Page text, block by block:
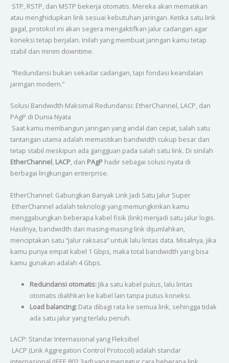
STP, RSTP, dan MSTP bekerja otomatis. Mereka akan mematikan
atau menghidupkan link sesuai kebutuhan jaringan. Ketika satu link
gagal, protokol ini akan segera mengaktifkan jalur cadangan agar
koneksi tetap berjalan. Inilah yang membuat jaringan kamu tetap
stabil dan minim downtime.
“Redundansi bukan sekadar cadangan, tapi fondasi keandalan
jaringan modern.”
Solusi Bandwidth Maksimal Redundansi: EtherChannel, LACP, dan
PAgP di Dunia Nyata
Saat kamu membangun jaringan yang andal dan cepat, salah satu
tantangan utama adalah memastikan bandwidth cukup besar dan
tetap stabil meskipun ada gangguan pada salah satu link. Di sinilah
EtherChannel, LACP, dan PAgPhadir sebagai solusi nyata di
berbagai lingkungan enterprise.
EtherChannel: Gabungkan Banyak Link Jadi Satu Jalur Super
EtherChannel adalah teknologi yang memungkinkan kamu
menggabungkan beberapa kabel fisik (link) menjadi satu jalur logis.
Hasilnya, bandwidth dari masing-masing link dijumlahkan,
menciptakan satu “jalur raksasa” untuk lalu lintas data. Misalnya, jika
kamu punya empat kabel 1 Gbps, maka total bandwidth yang bisa
kamu gunakan adalah 4 Gbps.
Redundansi otomatis:Jika satu kabel putus, lalu lintas
otomatis dialihkan ke kabel lain tanpa putus koneksi.
Load balancing:Data dibagi rata ke semua link, sehingga tidak
ada satu jalur yang terlalu penuh.
LACP: Standar Internasional yang Fleksibel
LACP (Link Aggregation Control Protocol) adalah standar